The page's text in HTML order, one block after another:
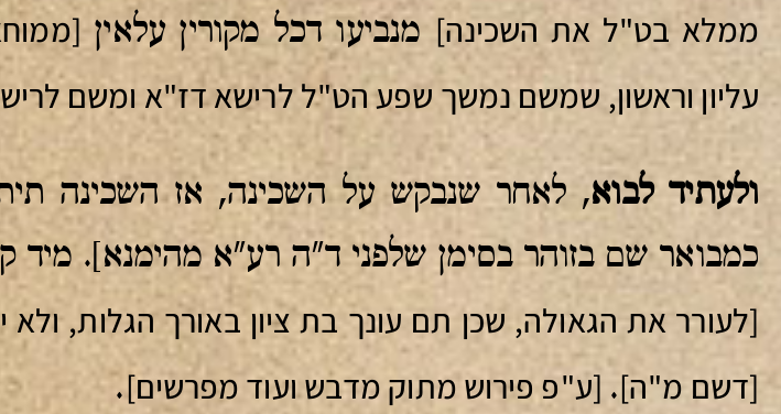
ממלא בט"ל את השכינה] מנביעו דכל מקורין עלאין
עליון וראשון, שמשם נמשך שפע הט"ל לרישא דז"א ומשם
ולעתיד לבוא, לאחר שנבקש על השכינה, אז השכינה
כמבואר שם בזוהר בסימן שלפני ד"ה רע"א מהימנא]. מיד
[לעורר את הגאולה, שכן תם עונך בת ציון באורך הגלות, ולא
[דשם מ"ה]. [ע"פ פירוש מתוק מדבש ועוד מפרשים].